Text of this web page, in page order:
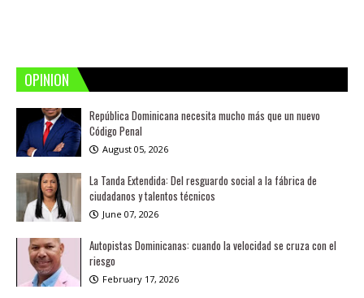
OPINION
República Dominicana necesita mucho más que un nuevo
Código Penal
August 05, 2026
La Tanda Extendida: Del resguardo social a la fábrica de
ciudadanos y talentos técnicos
June 07, 2026
Autopistas Dominicanas: cuando la velocidad se cruza con el
riesgo
February 17, 2026